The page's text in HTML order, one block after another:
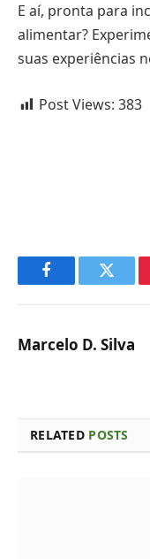
E aí, pronta para
alimentar?
suas experiências
Post Views: 383
Facebook
Marcelo D. Silva
RELATED POSTS